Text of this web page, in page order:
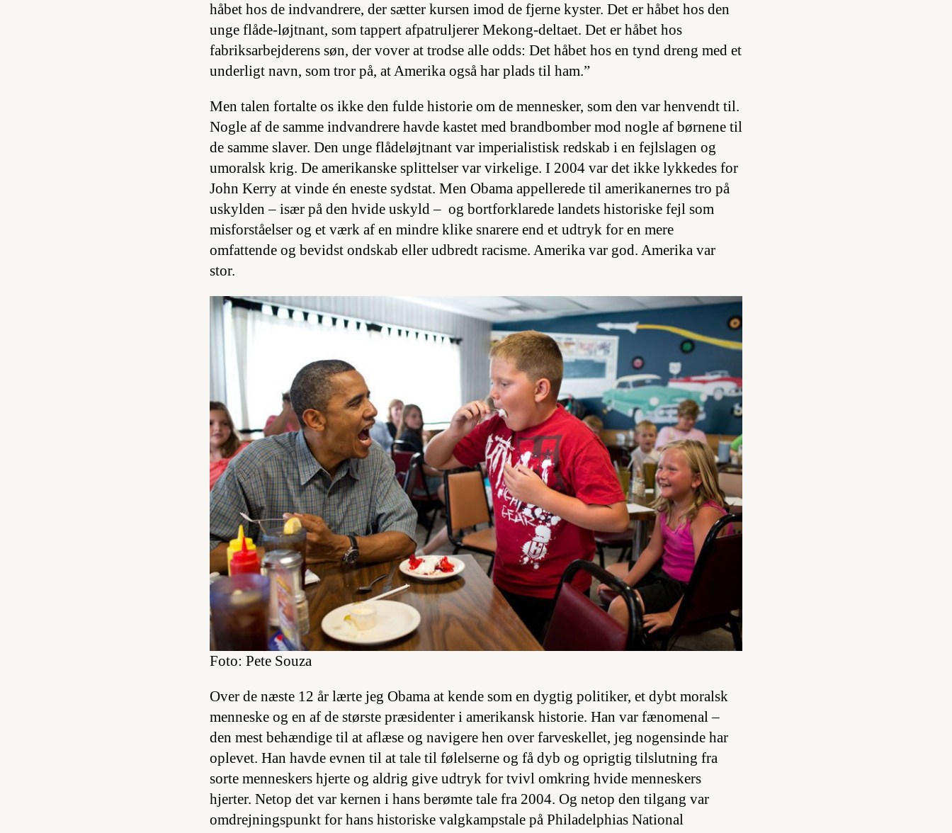
håbet hos de indvandrere, der sætter kursen imod de fjerne kyster. Det er håbet hos den
unge flåde-løjtnant, som tappert afpatruljerer Mekong-deltaet. Det er håbet hos
fabriksarbejderens søn, der vover at trodse alle odds: Det håbet hos en tynd dreng med et
underligt navn, som tror på, at Amerika også har plads til ham.”
Men talen fortalte os ikke den fulde historie om de mennesker, som den var henvendt til.
Nogle af de samme indvandrere havde kastet med brandbomber mod nogle af børnene til
de samme slaver. Den unge flådeløjtnant var imperialistisk redskab i en fejlslagen og
umoralsk krig. De amerikanske splittelser var virkelige. I 2004 var det ikke lykkedes for
John Kerry at vinde én eneste sydstat. Men Obama appellerede til amerikanernes tro på
uskylden – især på den hvide uskyld – og bortforklarede landets historiske fejl som
misforståelser og et værk af en mindre klike snarere end et udtryk for en mere
omfattende og bevidst ondskab eller udbredt racisme. Amerika var god. Amerika var
stor.
Foto: Pete Souza
Over de næste 12 år lærte jeg Obama at kende som en dygtig politiker, et dybt moralsk
menneske og en af ​​de største præsidenter i amerikansk historie. Han var fænomenal –
den mest behændige til at aflæse og navigere hen over farveskellet, jeg nogensinde har
oplevet. Han havde evnen til at tale til følelserne og få dyb og oprigtig tilslutning fra
sorte menneskers hjerte og aldrig give udtryk for tvivl omkring hvide menneskers
hjerter. Netop det var kernen i hans berømte tale fra 2004. Og netop den tilgang var
omdrejningspunkt for hans historiske valgkampstale på Philadelphias National